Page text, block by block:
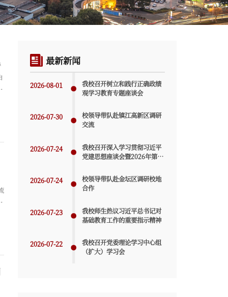
最新新闻
2026-08-01
我校召开树立和践行正确政绩
观学习教育专题座谈会
2026-07-30
校领导带队赴镇江高新区调研
交流
2026-07-24
我校召开深入学习贯彻习近平
党建思想座谈会暨2026年第五
2026-07-24
校领导带队赴金坛区调研校地
合作
2026-07-23
我校师生热议习近平总书记对
基础教育工作的重要指示精神
2026-07-22
我校召开党委理论学习中心组
（扩大）学习会